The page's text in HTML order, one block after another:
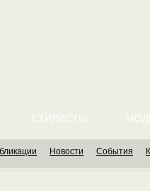
СТИЛИСТЫ
Новости События